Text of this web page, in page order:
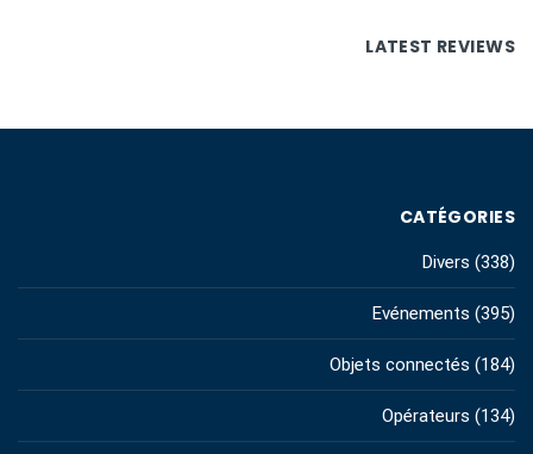
LATEST REVIEWS
CATÉGORIES
Divers (338)
Evénements (395)
Objets connectés (184)
Opérateurs (134)